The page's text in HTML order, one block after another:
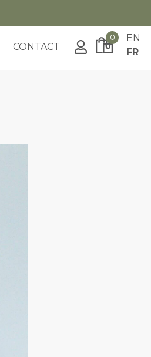
CONTACT
0
EN
FR